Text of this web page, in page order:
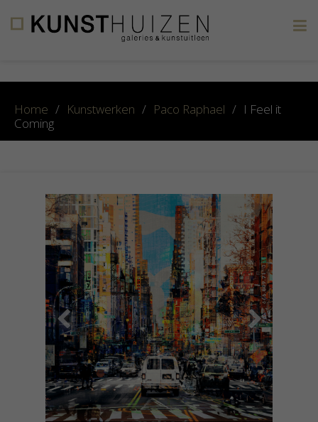
Home / Kunstwerken / Paco Raphael / I Feel it
Coming